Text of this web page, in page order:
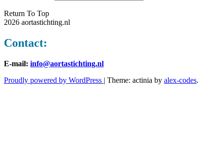
Return To Top
2026 aortastichting.nl
Contact:
E-mail: info@aortastichting.nl
Proudly powered by WordPress | Theme: actinia by alex-codes.